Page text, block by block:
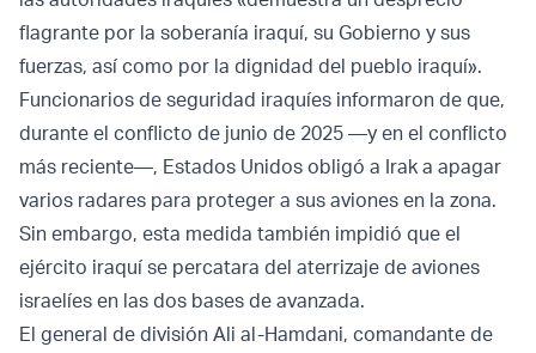
flagrante por la soberanía iraquí, su Gobierno y sus
fuerzas, así como por la dignidad del pueblo iraquí».
Funcionarios de seguridad iraquíes informaron de que,
durante el conflicto de junio de 2025 —y en el conflicto
más reciente—, Estados Unidos obligó a Irak a apagar
varios radares para proteger a sus aviones en la zona.
Sin embargo, esta medida también impidió que el
ejército iraquí se percatara del aterrizaje de aviones
israelíes en las dos bases de avanzada.
El general de división Ali al-Hamdani, comandante de